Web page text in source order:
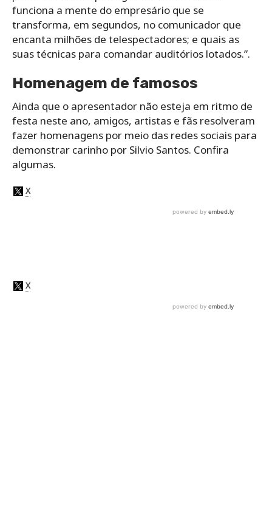
funciona a mente do empresário que se
transforma, em segundos, no comunicador que
encanta milhões de telespectadores; e quais as
suas técnicas para comandar auditórios lotados.”.
Homenagem de famosos
Ainda que o apresentador não esteja em ritmo de
festa neste ano, amigos, artistas e fãs resolveram
fazer homenagens por meio das redes sociais para
demonstrar carinho por Silvio Santos. Confira
algumas.